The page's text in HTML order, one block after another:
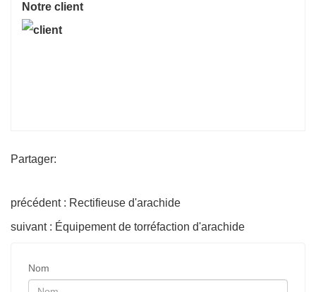
Notre client
Partager:
précédent : Rectifieuse d'arachide
suivant : Équipement de torréfaction d'arachide
Nom